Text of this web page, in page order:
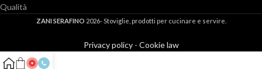
Qualità
ZANI SERAFINO 2026- Stoviglie, prodotti per cucinare e servire.
Privacy policy- Cookie law